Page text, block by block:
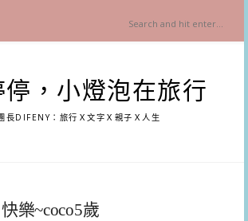
停，小燈泡在旅行
長DIFENY：旅行Ｘ文字Ｘ親子Ｘ人生
樂~coco5歲